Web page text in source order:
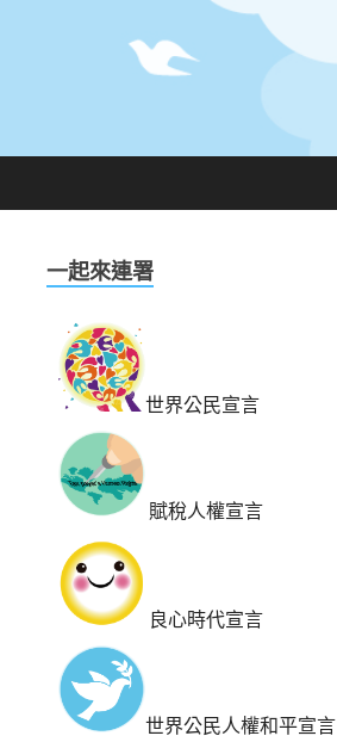
一起來連署
世界公民宣言
賦稅人權宣言
良心時代宣言
世界公民人權和平宣言